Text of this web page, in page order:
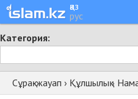
қаз
рус
Категория:
Сұрақ-жауап › Құлшылық›